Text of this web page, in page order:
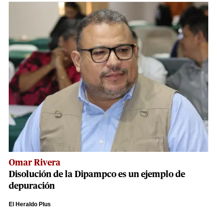
Omar Rivera
Disolución de la Dipampco es un ejemplo de
depuración
El Heraldo Plus